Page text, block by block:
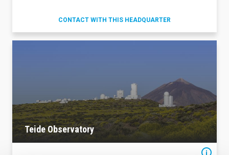
CONTACT WITH THIS HEADQUARTER
Teide Observatory